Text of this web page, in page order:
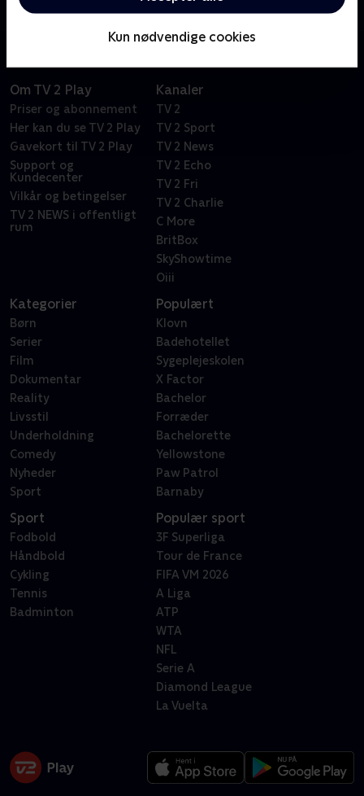
Kun nødvendige cookies
vil kemien stadig være der, når tøjet kommer på?
Om TV 2 Play
Priser og abonnement
Her kan du se TV 2 Play
Gavekort til TV 2 Play
Support og
Kundecenter
Vilkår og betingelser
TV 2 NEWS i offentligt
rum
Kanaler
TV 2
TV 2 Sport
TV 2 News
TV 2 Echo
TV 2 Fri
TV 2 Charlie
C More
BritBox
SkyShowtime
Oiii
Kategorier
Børn
Serier
Film
Dokumentar
Reality
Livsstil
Underholdning
Comedy
Nyheder
Sport
Populært
Klovn
Badehotellet
Sygeplejeskolen
X Factor
Bachelor
Forræder
Bachelorette
Yellowstone
Paw Patrol
Barnaby
Sport
Fodbold
Håndbold
Cykling
Tennis
Badminton
Populær sport
3F Superliga
Tour de France
FIFA VM 2026
A Liga
ATP
WTA
NFL
Serie A
Diamond League
La Vuelta